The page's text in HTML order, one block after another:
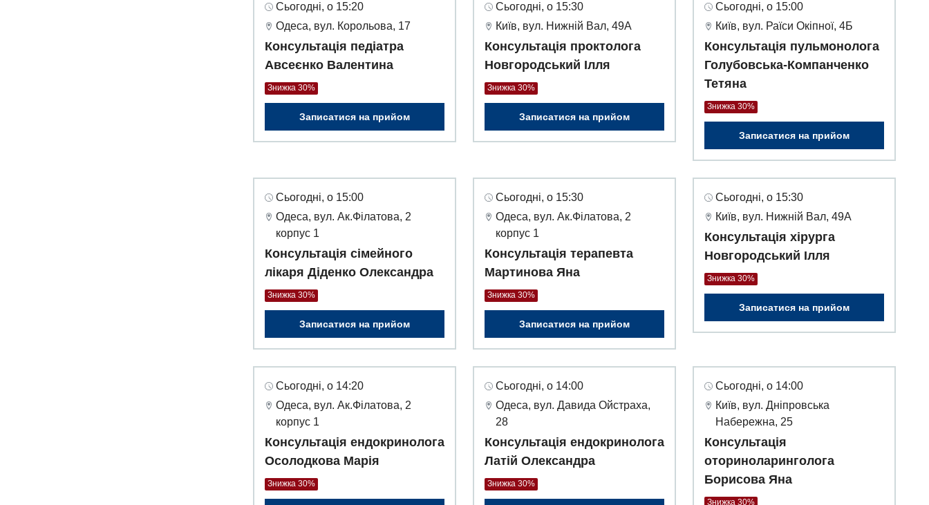
Сьогодні, о 15:20
Одеса, вул. Корольова, 17
Консультація педіатра
Авсеєнко Валентина
Знижка 30%
Записатися на прийом
Сьогодні, о 15:30
Київ, вул. Нижній Вал, 49А
Консультація проктолога
Новгородський Ілля
Знижка 30%
Записатися на прийом
Сьогодні, о 15:00
Київ, вул. Раїси Окіпної, 4Б
Консультація пульмонолога
Голубовська-Компанченко
Тетяна
Знижка 30%
Записатися на прийом
Сьогодні, о 15:00
Одеса, вул. Ак.Філатова, 2
корпус 1
Консультація сімейного
лікаря Діденко Олександра
Знижка 30%
Записатися на прийом
Сьогодні, о 15:30
Одеса, вул. Ак.Філатова, 2
корпус 1
Консультація терапевта
Мартинова Яна
Знижка 30%
Записатися на прийом
Сьогодні, о 15:30
Київ, вул. Нижній Вал, 49А
Консультація хірурга
Новгородський Ілля
Знижка 30%
Записатися на прийом
Сьогодні, о 14:20
Одеса, вул. Ак.Філатова, 2
корпус 1
Консультація ендокринолога
Осолодкова Марія
Знижка 30%
Сьогодні, о 14:00
Одеса, вул. Давида Ойстраха,
28
Консультація ендокринолога
Латій Олександра
Знижка 30%
Сьогодні, о 14:00
Київ, вул. Дніпровська
Набережна, 25
Консультація
оториноларинголога
Борисова Яна
Знижка 30%